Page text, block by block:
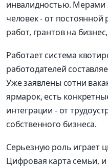
инвалидностью. Мерами
человек - от
работ, грантов на
Работает система
работодателей
Уже заявлены сотни
ярмарок, есть
интеграции - от
собственного бизнеса.
Серьезную роль играет
Цифровая карта семьи,